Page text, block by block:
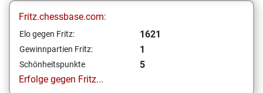
Fritz.chessbase.com:
Elo gegen Fritz: 1621
Gewinnpartien Fritz: 1
Schönheitspunkte
5
Erfolge gegen Fritz...